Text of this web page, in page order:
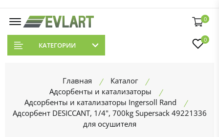
0
КАТЕГОРИИ
0
Главная
Каталог
Адсорбенты и катализаторы
Адсорбенты и катализаторы Ingersoll Rand
Адсорбент DESICCANT, 1/4", 700kg Supersack 49221336
для осушителя